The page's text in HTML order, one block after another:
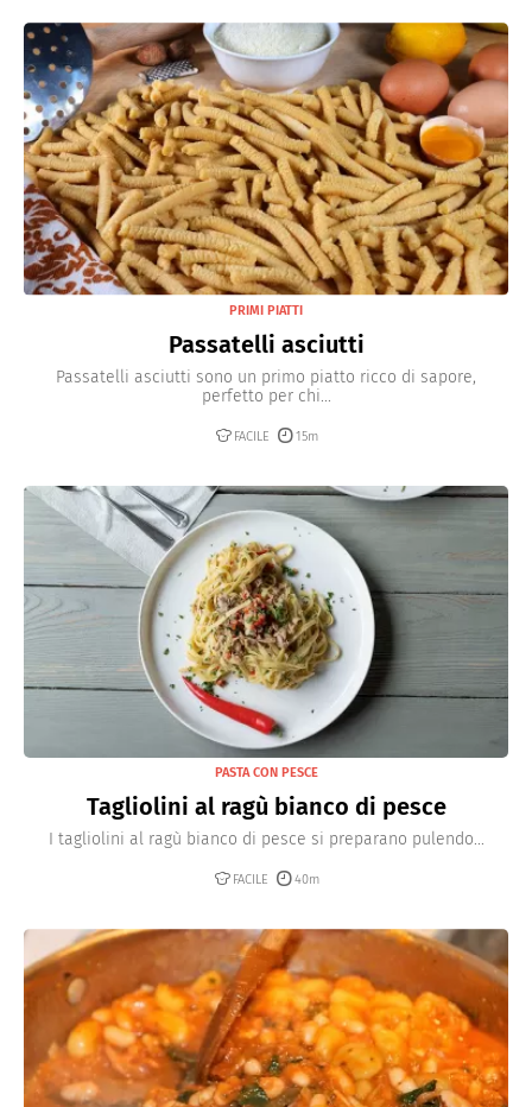
PRIMI PIATTI
Passatelli asciutti
Passatelli asciutti sono un primo piatto ricco di sapore,
perfetto per chi...
FACILE 15m
PASTA CON PESCE
Tagliolini al ragù bianco di pesce
I tagliolini al ragù bianco di pesce si preparano pulendo...
FACILE 40m